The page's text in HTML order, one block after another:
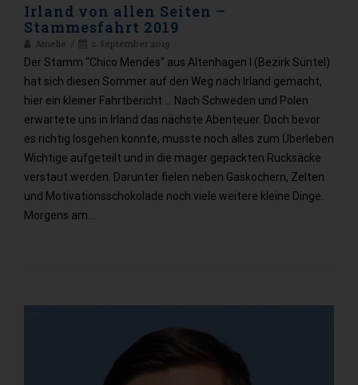
Irland von allen Seiten –
Stammesfahrt 2019
Amelie 2. September 2019
Der Stamm “Chico Mendes” aus Altenhagen I (Bezirk Süntel)
hat sich diesen Sommer auf den Weg nach Irland gemacht,
hier ein kleiner Fahrtbericht … Nach Schweden und Polen
erwartete uns in Irland das nächste Abenteuer. Doch bevor
es richtig losgehen konnte, musste noch alles zum Überleben
Wichtige aufgeteilt und in die mager gepackten Rucksäcke
verstaut werden. Darunter fielen neben Gaskochern, Zelten
und Motivationsschokolade noch viele weitere kleine Dinge.
Morgens am…